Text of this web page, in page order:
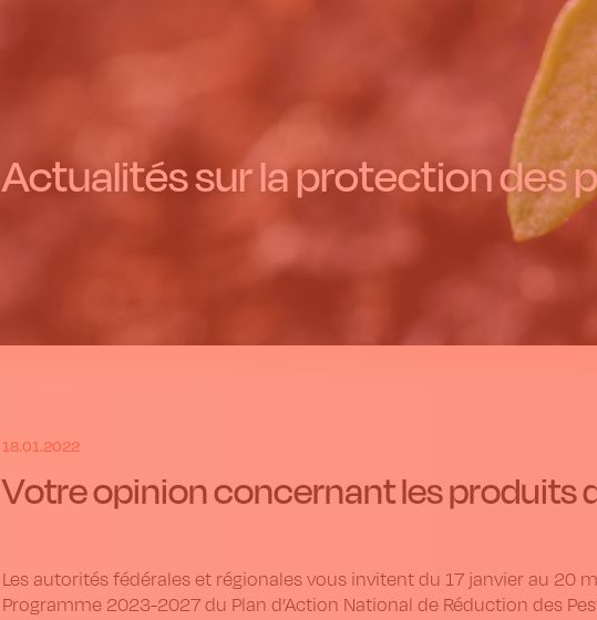
Actualités sur la protection des
18.01.2022
Votre opinion concernant les produits
Les autorités fédérales et régionales vous invitent du 17 janvier au 20
Programme 2023-2027 du Plan d’Action National de Réduction des